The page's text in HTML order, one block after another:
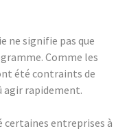
ne signifie pas que
Comme les
été contraints de
agir rapidement.
certaines entreprises à